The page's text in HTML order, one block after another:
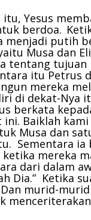
Yesus
berdoa.
menjadi putih
Musa dan
tentang tujuan
itu Petrus
mereka
di dekat-Nya
berkata
Baiklah
Musa dan
Sementara ia
mereka
dari dalam
Dia.” Ketika
murid-